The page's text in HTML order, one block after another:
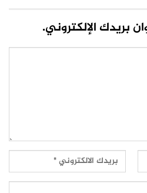
بريدك الإلكتروني.